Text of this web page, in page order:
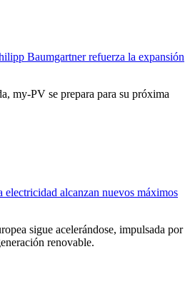
Baumgartner refuerza la expansión
my-PV se prepara para su próxima
electricidad alcanzan nuevos máximos
sigue acelerándose, impulsada por
renovable.